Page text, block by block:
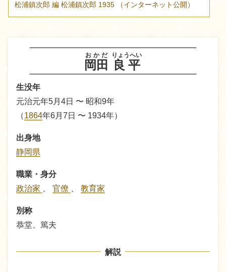
岡田
おかだ
良平
りょうへい
生没年
元治元年5月4日 〜 昭和9年
（1864年6月7日 〜 1934年）
出身地
静岡県
職業・身分
政治家
官僚 教育家
別称
恭堂、篤夫
解説
松浦鎮次郎 編 松浦鎮次郎 1935 （インターネット公開）